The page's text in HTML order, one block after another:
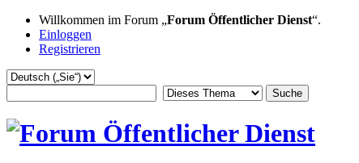
Willkommen im Forum „Forum Öffentlicher Dienst“.
Einloggen
Registrieren